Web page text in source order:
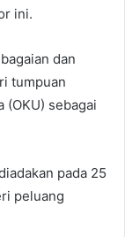
ini.
dan
tumpuan
(OKU) sebagai
pada 25
peluang